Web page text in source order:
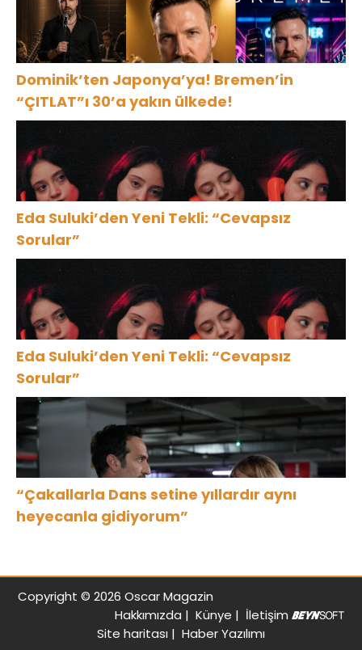
Dominik’ten Japonya’ya! Bremen’in
“ÇITLAT”ı 30’a yakın ülkede!
Eda Suluki’den Yeni Tekli: “Cevapsız
Sorular”
Eda Suluki’den Yeni Tekli: “Cevapsız
Sorular”
“Çakallarla Dans setine yıllardır aynı
heyecanla gidiyorum”
Copyright © 2026 Oscar Magazin
Hakkımızda |Künye | İletişim
Site haritası | Haber Yazılımı